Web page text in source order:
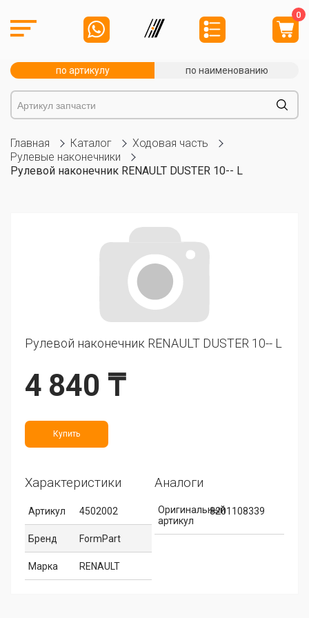
0
по артикулу по наименованию
Главная Каталог
Ходовая часть
Рулевые наконечники
Рулевой наконечник RENAULT DUSTER 10-- L
Рулевой наконечник RENAULT DUSTER 10-- L
4 840 ₸
Купить
Характеристики
Артикул 4502002
Бренд FormPart
Марка RENAULT
Аналоги
Оригинальный
артикул
8201108339